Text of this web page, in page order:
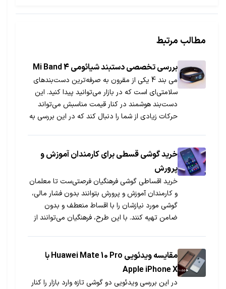
مطالب مرتبط
بررسی تخصصی دستبند شیائومی Mi Band 4
می بند 4 یکی از مقرون به صرفه‌ترین دست‌بندهای
سلامتی‌ای است که در بازار می‌توانید پیدا کنید. این
دست‌بند هوشمند در کنار قیمت مناسبش می‌تواند
حرکات زیادی از شما را دنبال کند که در این بررسی به
خرید گوشی قسطی برای کارمندان آموزش و
پرورش
خرید اقساطی گوشی فرهنگیان فرصتی‌ست تا معلمان
و کارمندان آموزش و پرورش بتوانند بدون فشار مالی،
گوشی مورد نیازشان را با اقساط منعطف و بدون
ضامن تهیه کنند. با این طرح، فرهنگیان می‌توانند از
صیادی، گوشی جدید خود را به‌صورت آنلاین سفارش
دهند. همین حالا با ثبت‌نام در جی‌اس‌ام، برای خرید
گوشی قسطی فرهنگیان اقدام کنید.
مقایسه ویدئویی Huawei Mate 10 Pro با
Apple iPhone X
در این بررسی ویدئویی دو گوشی تازه وارد بازار را کنار